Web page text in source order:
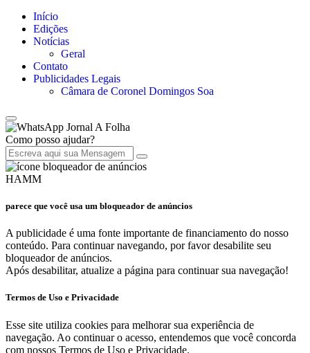
Início
Edições
Notícias
Geral
Contato
Publicidades Legais
Câmara de Coronel Domingos Soa
Jornal A Folha
Como posso ajudar?
HAMM
parece que você usa um bloqueador de anúncios
A publicidade é uma fonte importante de financiamento do nosso
conteúdo. Para continuar navegando, por favor desabilite seu
bloqueador de anúncios.
Após desabilitar, atualize a página para continuar sua navegação!
Termos de Uso e Privacidade
Esse site utiliza cookies para melhorar sua experiência de
navegação. Ao continuar o acesso, entendemos que você concorda
com nossos Termos de Uso e Privacidade.